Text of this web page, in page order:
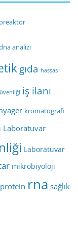
analizi
gıda hassas
iş ilanı
kromatografi
Laboratuvar
Laboratuvar
mikrobiyoloji
protein rna sağlık